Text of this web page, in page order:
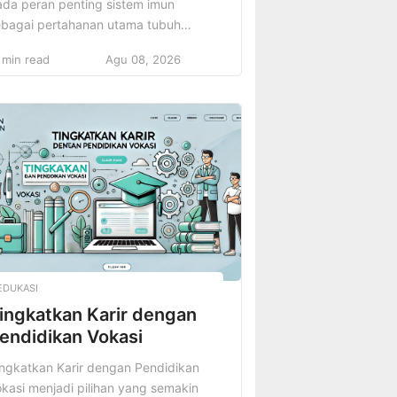
peran penting sistem imun
pertahanan utama tubuh
sistem imun yang kuat, tubuh
dan berbagai patogen lainnya.
karena itu, menjaga kekebalan
sangatlah penting untuk
tubuh tetap sehat dan
Rahasia sistem imun kuat
min read Agu 08, 2026
Karir dengan
Vokasi
Karir dengan Pendidikan
menjadi pilihan yang semakin